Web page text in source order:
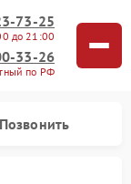
73-25
до 21:00
33-26
по РФ
Позвонить